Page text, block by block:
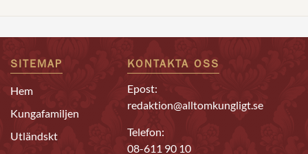
SITEMAP
Hem
Kungafamiljen
Utländskt
KONTAKTA OSS
Epost:
redaktion@alltomkungligt.se
Telefon:
08-611 90 10